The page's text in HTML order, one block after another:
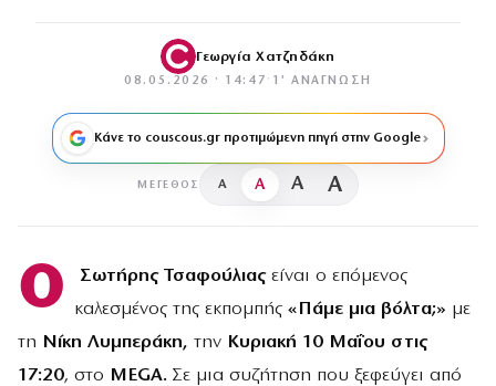
Γεωργία Χατζηδάκη
08.05.2026 · 14:47 · 1′ ΑΝΆΓΝΩΣΗ
Κάνε το couscous.gr προτιμώμενη πηγή στην Google
ΜΈΓΕΘΟΣ A A A A
Ο Σωτήρης Τσαφούλιας είναι ο επόμενος
καλεσμένος της εκπομπής «Πάμε μια βόλτα;» με
τη Νίκη Λυμπεράκη, την Κυριακή 10 Μαΐου στις
17:20, στο MEGA. Σε μια συζήτηση που ξεφεύγει από